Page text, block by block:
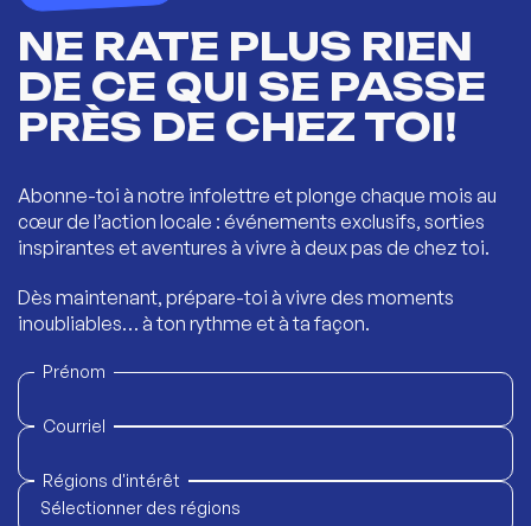
NE RATE PLUS RIEN
DE CE QUI SE PASSE
PRÈS DE CHEZ TOI!
Abonne-toi à notre infolettre et plonge chaque mois au
cœur de l’action locale : événements exclusifs, sorties
inspirantes et aventures à vivre à deux pas de chez toi.
Dès maintenant, prépare-toi à vivre des moments
inoubliables… à ton rythme et à ta façon.
Prénom
Courriel
Régions d'intérêt
Sélectionner des régions